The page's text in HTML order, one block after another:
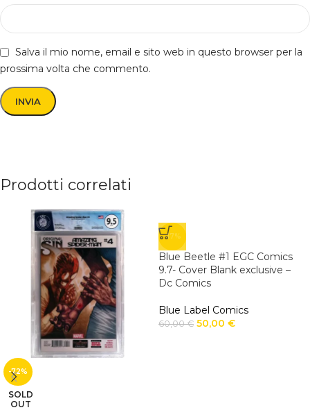
Salva il mio nome, email e sito web in questo browser per la
prossima volta che commento.
Prodotti correlati
-72%
SOLD
OUT
-17%
Blue Beetle #1 EGC Comics
9.7- Cover Blank exclusive –
Dc Comics
Blue Label Comics
60,00€ 50,00 €